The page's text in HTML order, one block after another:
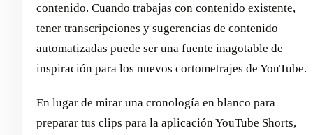
contenido. Cuando trabajas con contenido existente,
tener transcripciones y sugerencias de contenido
automatizadas puede ser una fuente inagotable de
inspiración para los nuevos cortometrajes de YouTube.
En lugar de mirar una cronología en blanco para
preparar tus clips para la aplicación YouTube Shorts,